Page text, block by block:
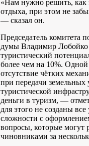
«Нам нужно решить, как
отдыха, при этом не
— сказал он.
Председатель комитета
думы Владимир Лобойко
туристический
более чем на 10%.
отсутствие чётких
при передачи земельных
туристической
деньги в туризм, —
для этого не созданы
сложности с
вопросы, которые могут
чиновниками за